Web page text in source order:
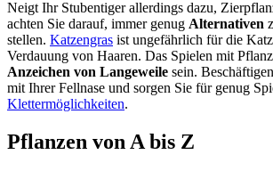
Neigt Ihr Stubentiger allerdings dazu,
achten Sie darauf, immer genug Alternativen
stellen. Katzengras ist ungefährlich für die
Verdauung von Haaren. Das Spielen mit
Anzeichen von Langeweile sein.
mit Ihrer Fellnase und sorgen Sie für genug
Klettermöglichkeiten.
Pflanzen von A bis Z